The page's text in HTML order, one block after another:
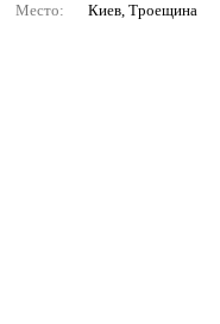
Место:
Киев, Троещина